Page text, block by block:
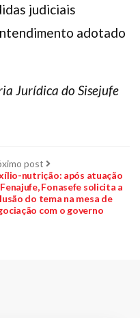
judiciais
adotado
Jurídica do Sisejufe
post Próximo
post:
nutrição: após atuação
Fonasefe solicita a
do tema na mesa de
com o governo